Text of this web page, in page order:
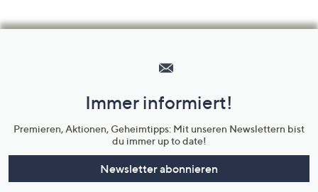
Unternehmensinformationen
Immer informiert!
Premieren, Aktionen, Geheimtipps: Mit unseren Newslettern bist
du immer up to date!
Newsletter abonnieren